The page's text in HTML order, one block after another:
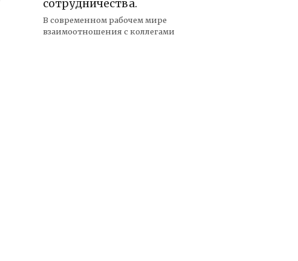
сотрудничества.
В современном рабочем мире
взаимоотношения с коллегами